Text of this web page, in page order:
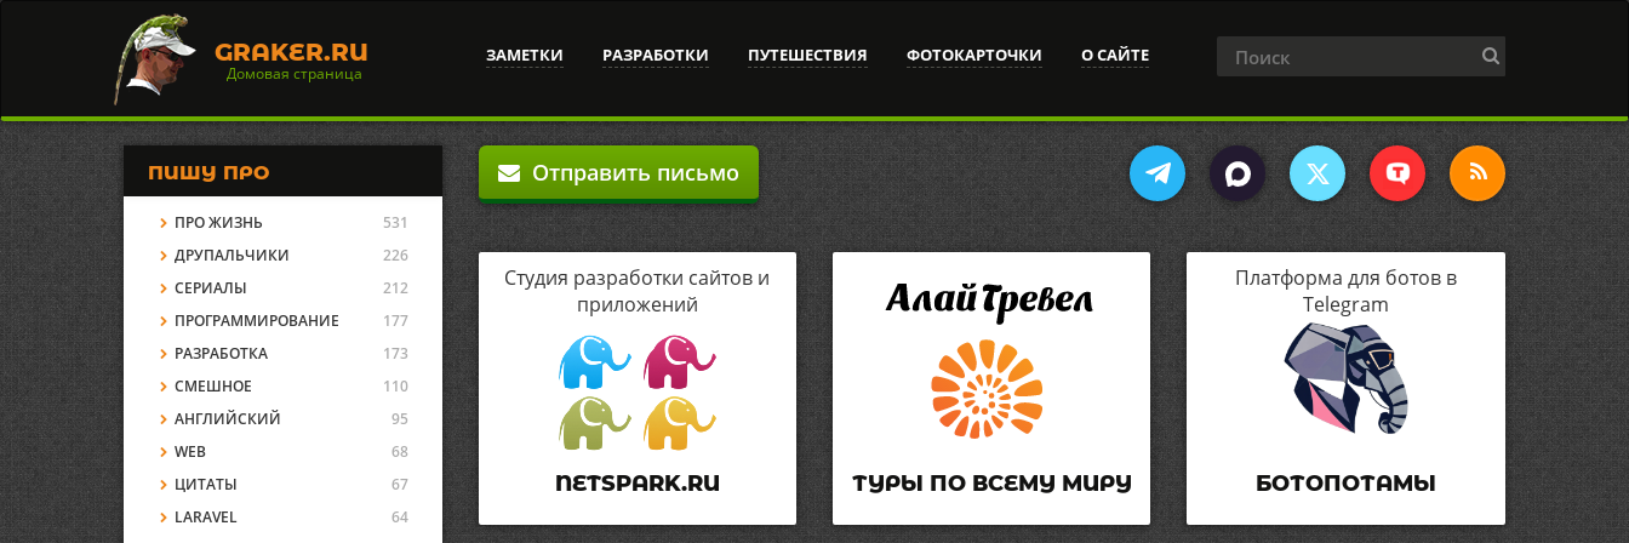
GRAKER.RU
Домовая страница
ЗАМЕТКИ РАЗРАБОТКИ ПУТЕШЕСТВИЯ ФОТОКАРТОЧКИ О САЙТЕ
Отправить письмо
Студия разработки сайтов и
приложений
NETSPARK.RU ТУРЫ ПО ВСЕМУ МИРУ
Платформа для ботов в
Telegram
БОТОПОТАМЫ
ПИШУ ПРО
ПРО ЖИЗНЬ
531
ДРУПАЛЬЧИКИ
226
СЕРИАЛЫ
212
ПРОГРАММИРОВАНИЕ
177
РАЗРАБОТКА
173
СМЕШНОЕ
110
АНГЛИЙСКИЙ
95
WEB
68
ЦИТАТЫ
67
LARAVEL
64